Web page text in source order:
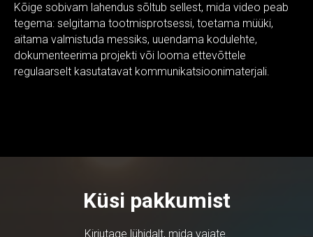
Kõige sobivam lahendus sõltub sellest, mida video peab
tegema: selgitama tootmisprotsessi, toetama müüki,
aitama valmistuda messiks, uuendama kodulehte,
dokumenteerima projekti või looma ettevõttele
regulaarselt kasutatavat kommunikatsioonimaterjali.
Küsi pakkumist
Kirjutage lühidalt, mida vajate.